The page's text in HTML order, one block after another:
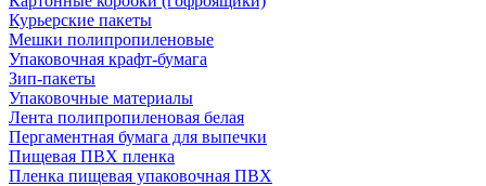
Курьерские пакеты
Мешки полипропиленовые
Упаковочная крафт-бумага
Зип-пакеты
Упаковочные материалы
Лента полипропиленовая белая
Пергаментная бумага для выпечки
Пищевая ПВХ пленка
Пленка пищевая упаковочная ПВХ